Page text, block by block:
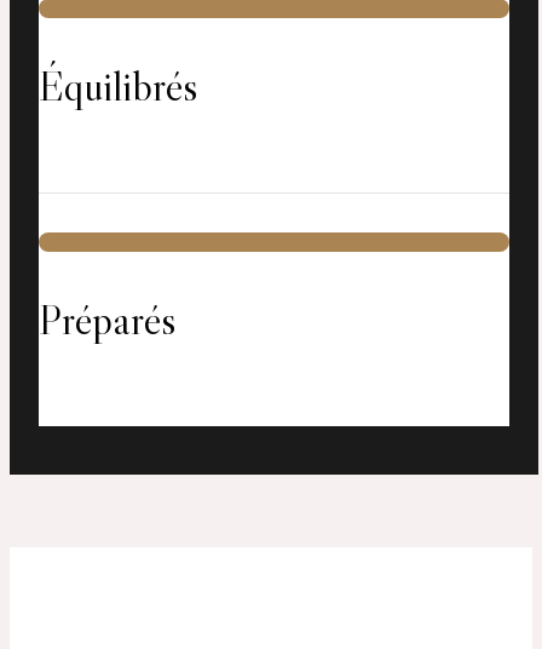
Équilibrés
Préparés